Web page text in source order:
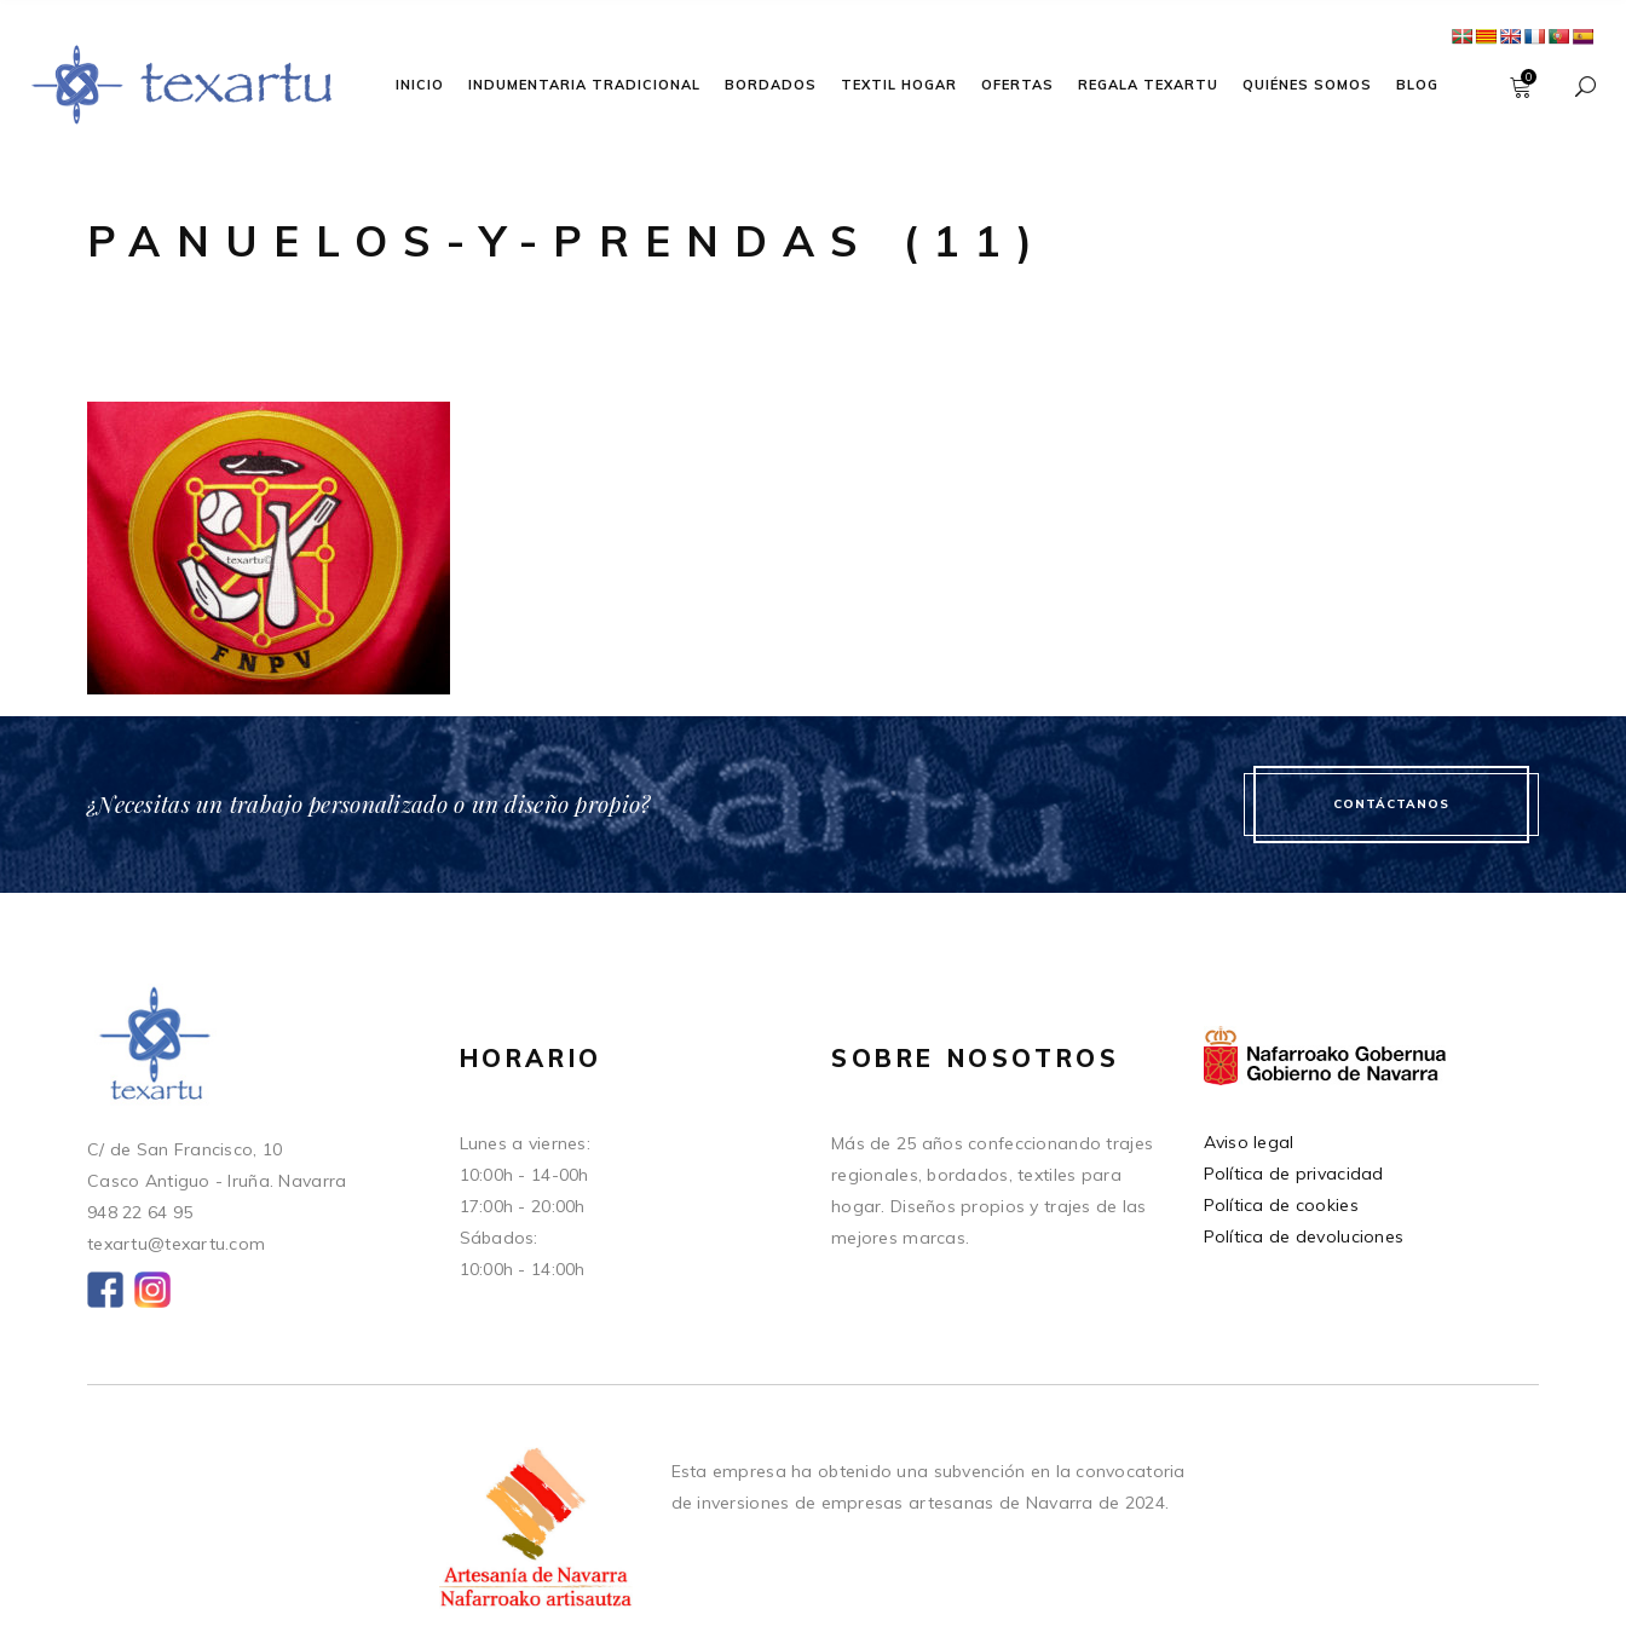
INICIO INDUMENTARIA TRADICIONAL BORDADOS TEXTIL HOGAR OFERTAS REGALA TEXARTU QUIÉNES SOMOS BLOG 0
PANUELOS-Y-PRENDAS (11)
¿Necesitas un trabajo personalizado o un diseño propio? CONTÁCTANOS
C/ de San Francisco, 10
Casco Antiguo - Iruña. Navarra
948 22 64 95
texartu@texartu.com
HORARIO
Lunes a viernes:
10:00h - 14-00h
17:00h - 20:00h
Sábados:
10:00h - 14:00h
SOBRE NOSOTROS
Más de 25 años confeccionando trajes
regionales, bordados, textiles para
hogar. Diseños propios y trajes de las
mejores marcas.
Aviso legal
Política de privacidad
Política de cookies
Política de devoluciones
Esta empresa ha obtenido una subvención en la convocatoria
de inversiones de empresas artesanas de Navarra de 2024.